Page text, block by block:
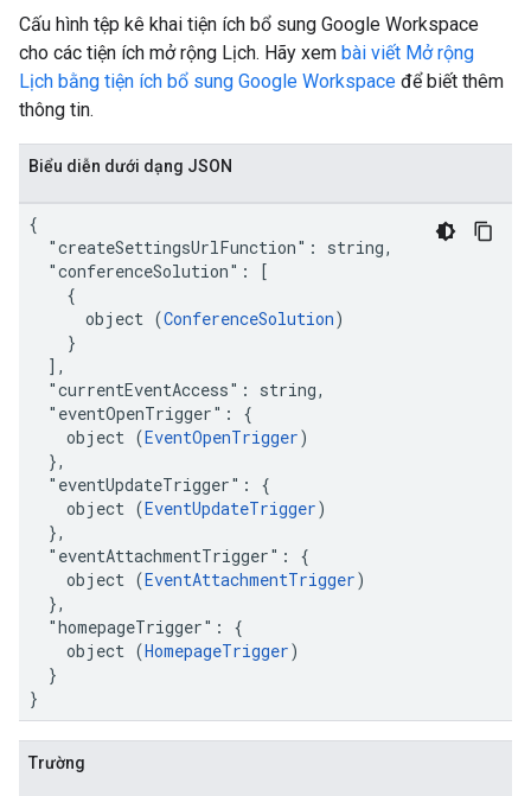
Cấu hình tệp kê khai tiện ích bổ sung Google Workspace
cho các tiện ích mở rộng Lịch. Hãy xem bài viết Mở rộng
Lịch bằng tiện ích bổ sung Google Workspace để biết thêm
thông tin.
Biểu diễn dưới dạng JSON
{
  "createSettingsUrlFunction": string,
  "conferenceSolution": [
    {
      object (
ConferenceSolution)
    }
  ],
  "currentEventAccess": string,
  "eventOpenTrigger": {
    object (
EventOpenTrigger)
  },
  "eventUpdateTrigger": {
    object (
EventUpdateTrigger)
  },
  "eventAttachmentTrigger": {
    object (
EventAttachmentTrigger)
  },
  "homepageTrigger": {
    object (
HomepageTrigger)
  }
}
Trường